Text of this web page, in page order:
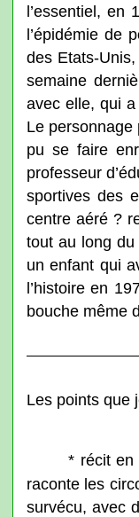
l’essentiel, en
l’épidémie de
des Etats-
semaine
avec elle, qui
Le personnage
pu se faire
professeur
sportives des
centre aéré ?
tout au long
un enfant qui
l’histoire en
bouche même
Les points que
* récit
raconte les
survécu, avec